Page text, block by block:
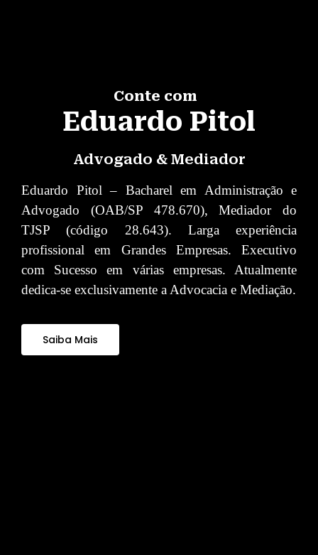
Conte com
Eduardo Pitol
Advogado & Mediador
Eduardo Pitol – Bacharel em Administração e
Advogado (OAB/SP 478.670), Mediador do
TJSP (código 28.643). Larga experiência
profissional em Grandes Empresas. Executivo
com Sucesso em várias empresas. Atualmente
dedica-se exclusivamente a Advocacia e Mediação.
Saiba Mais